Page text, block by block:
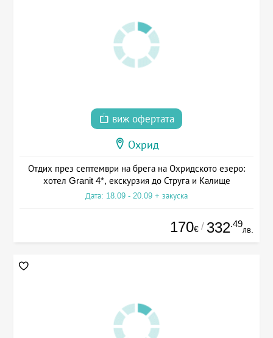
виж офертата
Охрид
Отдих през септември на брега на Охридското езеро:
хотел Granit 4*, екскурзия до Струга и Калище
Дата: 18.09 - 20.09 + закуска
170€ / 332.49
лв.